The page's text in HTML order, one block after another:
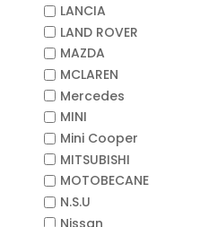
LANCIA
LAND ROVER
MAZDA
MCLAREN
Mercedes
MINI
Mini Cooper
MITSUBISHI
MOTOBECANE
N.S.U
Nissan